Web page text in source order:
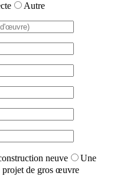
Autre
neuve
Une
de gros œuvre